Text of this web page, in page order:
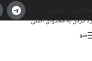
رد کردن به محتوای اصلی
منو